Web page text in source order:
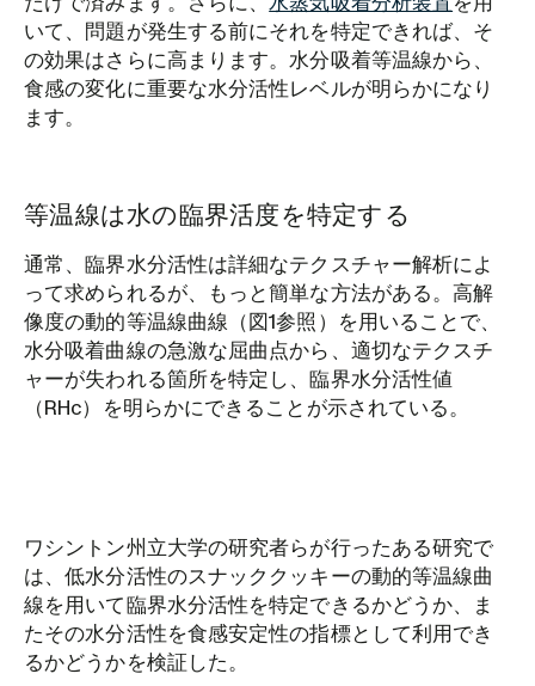
いて、問題が発生する前にそれを特定できれば、そ
の効果はさらに高まります。水分吸着等温線から、
食感の変化に重要な水分活性レベルが明らかになり
ます。
等温線は水の臨界活度を特定する
通常、臨界水分活性は詳細なテクスチャー解析によ
って求められるが、もっと簡単な方法がある。高解
像度の動的等温線曲線（図1参照）を用いることで、
水分吸着曲線の急激な屈曲点から、適切なテクスチ
ャーが失われる箇所を特定し、臨界水分活性値
（RHc）を明らかにできることが示されている。
ワシントン州立大学の研究者らが行ったある研究で
は、低水分活性のスナッククッキーの動的等温線曲
線を用いて臨界水分活性を特定できるかどうか、ま
たその水分活性を食感安定性の指標として利用でき
るかどうかを検証した。